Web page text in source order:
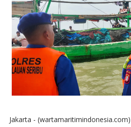
Jakarta - (wartamaritimindonesia.com)